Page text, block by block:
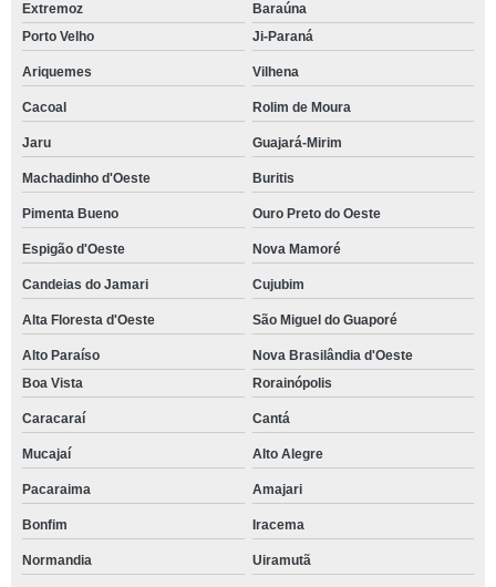
Extremoz
Baraúna
Porto Velho
Ji-Paraná
Ariquemes Vilhena
Cacoal Rolim de Moura
Jaru Guajará-Mirim
Machadinho d'Oeste Buritis
Pimenta Bueno Ouro Preto do Oeste
Espigão d'Oeste Nova Mamoré
Candeias do Jamari Cujubim
Alta Floresta d'Oeste São Miguel do Guaporé
Alto Paraíso
Nova Brasilândia d'Oeste
Boa Vista
Rorainópolis
Caracaraí Cantá
Mucajaí Alto Alegre
Pacaraima Amajari
Bonfim Iracema
Normandia Uiramutã